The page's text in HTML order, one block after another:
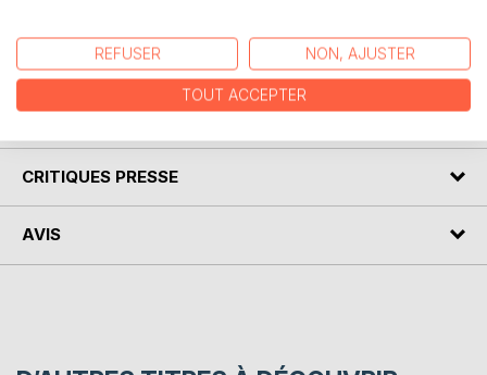
nous-mêmes. Dans cette quête, notre plus grand
adversaire est l'ego.
AUTEUR(S)
CRITIQUES PRESSE
AVIS
REFUSER NON, AJUSTER
TOUT ACCEPTER